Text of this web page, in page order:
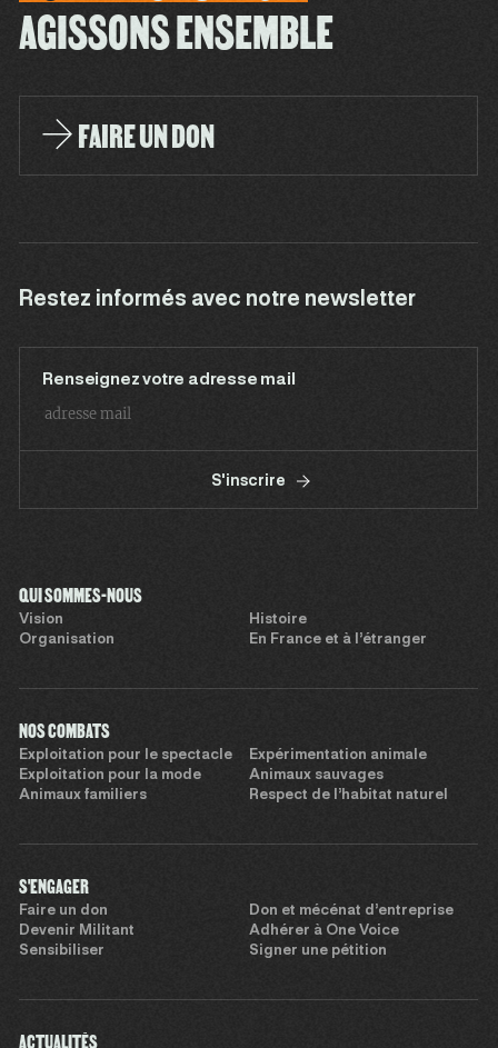
AGISSONS ENSEMBLE
FAIRE UN DON
Restez informés avec notre newsletter
Renseignez votre adresse mail
S'inscrire
QUI SOMMES-NOUS
Vision
Histoire
Organisation
En France et à l’étranger
NOS COMBATS
Exploitation pour le spectacle
Expérimentation animale
Exploitation pour la mode
Animaux sauvages
Animaux familiers
Respect de l’habitat naturel
S'ENGAGER
Faire un don
Don et mécénat d’entreprise
Devenir Militant
Adhérer à One Voice
Sensibiliser
Signer une pétition
ACTUALITÉS